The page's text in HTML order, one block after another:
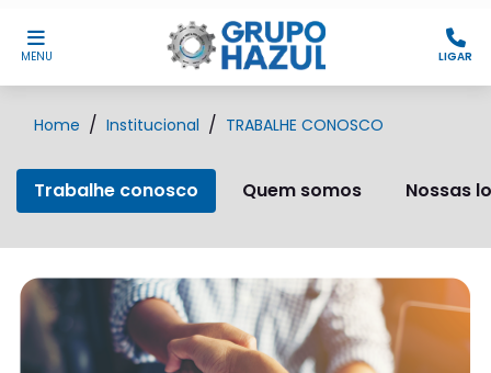
MENU LIGAR
Home Institucional TRABALHE CONOSCO
Quem somos Nossas
Trabalhe conosco